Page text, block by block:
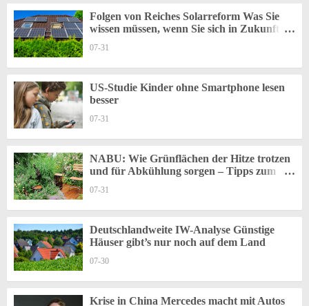
Folgen von Reiches Solarreform Was Sie
wissen müssen, wenn Sie sich in Zukunft
07-31
US-Studie Kinder ohne Smartphone lesen
besser
07-31
NABU: Wie Grünflächen der Hitze trotzen
und für Abkühlung sorgen – Tipps zum
passende Pflanzenwahl
07-31
Deutschlandweite IW-Analyse Günstige
Häuser gibt’s nur noch auf dem Land
07-30
Krise in China Mercedes macht mit Autos